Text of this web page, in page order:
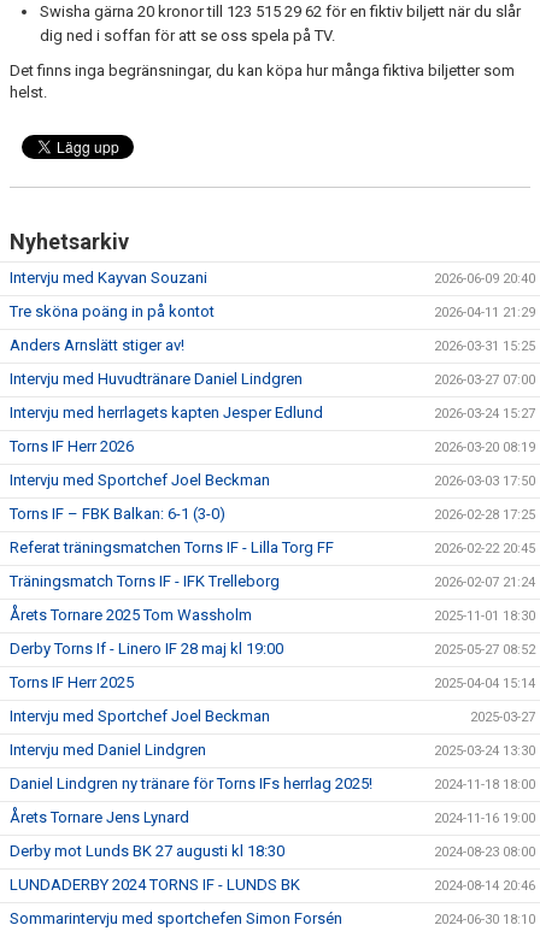
Swisha gärna 20 kronor till 123 515 29 62 för en fiktiv biljett när du slår
dig ned i soffan för att se oss spela på TV.
Det finns inga begränsningar, du kan köpa hur många fiktiva biljetter som
helst.
Nyhetsarkiv
Intervju med Kayvan Souzani 2026-06-09 20:40
Tre sköna poäng in på kontot 2026-04-11 21:29
Anders Arnslätt stiger av! 2026-03-31 15:25
Intervju med Huvudtränare Daniel Lindgren 2026-03-27 07:00
Intervju med herrlagets kapten Jesper Edlund 2026-03-24 15:27
Torns IF Herr 2026 2026-03-20 08:19
Intervju med Sportchef Joel Beckman 2026-03-03 17:50
Torns IF – FBK Balkan: 6-1 (3-0) 2026-02-28 17:25
Referat träningsmatchen Torns IF - Lilla Torg FF 2026-02-22 20:45
Träningsmatch Torns IF - IFK Trelleborg 2026-02-07 21:24
Årets Tornare 2025 Tom Wassholm 2025-11-01 18:30
Derby Torns If - Linero IF 28 maj kl 19:00 2025-05-27 08:52
Torns IF Herr 2025 2025-04-04 15:14
Intervju med Sportchef Joel Beckman 2025-03-27
Intervju med Daniel Lindgren 2025-03-24 13:30
Daniel Lindgren ny tränare för Torns IFs herrlag 2025! 2024-11-18 18:00
Årets Tornare Jens Lynard 2024-11-16 19:00
Derby mot Lunds BK 27 augusti kl 18:30 2024-08-23 08:00
LUNDADERBY 2024 TORNS IF - LUNDS BK 2024-08-14 20:46
Sommarintervju med sportchefen Simon Forsén 2024-06-30 18:10